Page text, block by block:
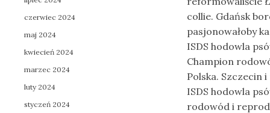
collie. Gdańsk
pasjonowałoby
ISDS hodowla
Champion
Polska. Szczecin
ISDS hodowla
rodowód i
czerwiec 2024
maj 2024
kwiecień 2024
marzec 2024
luty 2024
styczeń 2024